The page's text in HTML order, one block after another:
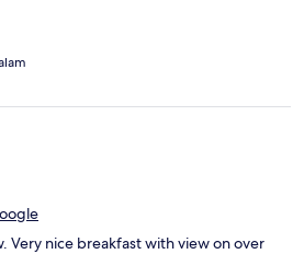
Very nice breakfast with view on over